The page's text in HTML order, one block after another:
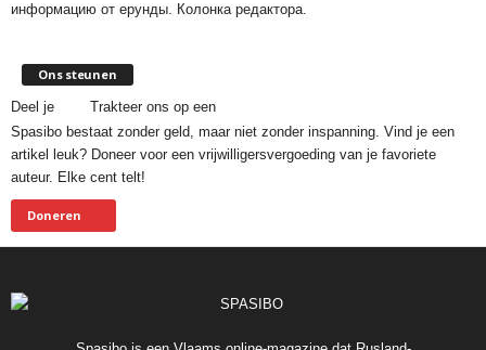
информацию от ерунды. Колонка редактора.
Ons steunen
Deel je
Trakteer ons op een
Spasibo bestaat zonder geld, maar niet zonder inspanning. Vind je een
artikel leuk? Doneer voor een vrijwilligersvergoeding van je favoriete
auteur. Elke cent telt!
Doneren